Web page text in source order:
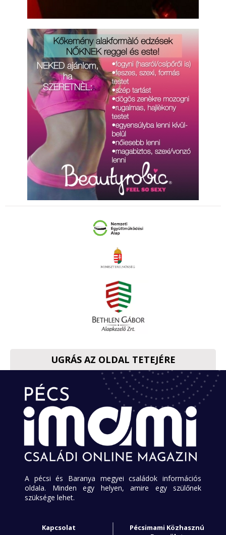
UGRÁS AZ OLDAL TETEJÉRE
A pécsi és Baranya megyei családok információs
oldala. Minden egy helyen, amire egy szülőnek
szüksége lehet.
Kapcsolat
Pécsimami Közhasznú